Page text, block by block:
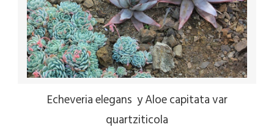
Echeveria elegans y Aloe capitata var
quartziticola